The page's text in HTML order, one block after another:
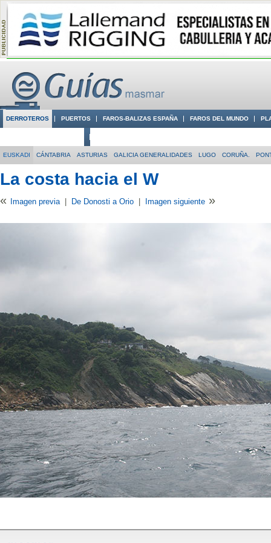
DERROTEROS PUERTOS FAROS-BALIZAS ESPAÑA FAROS DEL MUNDO
EUSKADI CÁNTABRIA ASTURIAS GALICIA GENERALIDADES LUGO CORUÑA.
La costa hacia el W
« Imagen previa | De Donosti a Orio | Imagen siguiente »